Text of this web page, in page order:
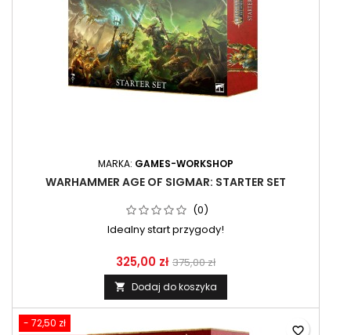
MARKA: GAMES-WORKSHOP
WARHAMMER AGE OF SIGMAR: STARTER SET
(0)
Idealny start przygody!
325,00 zł 375,00 zł
 Dodaj do koszyka
- 72,50 zł
favorite_border